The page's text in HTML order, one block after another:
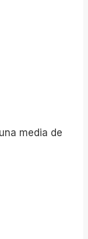
media de